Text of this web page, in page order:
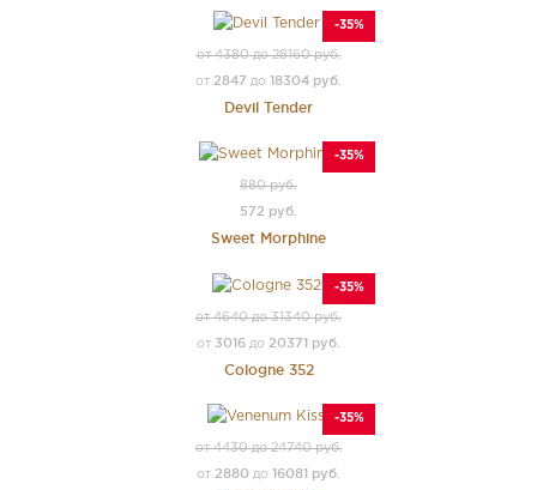
-35%
от 4380 до 28160 руб.
от 2847 до 18304 руб.
Devil Tender
-35%
880 руб.
572 руб.
Sweet Morphine
-35%
от 4640 до 31340 руб.
от 3016 до 20371 руб.
Cologne 352
-35%
от 4430 до 24740 руб.
от 2880 до 16081 руб.